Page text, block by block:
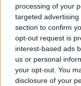
processing of your
targeted
section to confirm
opt-out request is
interest-based ads
us or personal
your opt-out. You
disclosure of your